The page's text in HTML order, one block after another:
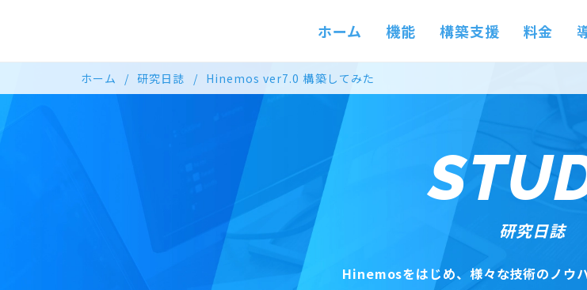
ホーム 機能 構築支援 料金
ホーム 研究日誌 Hinemos ver7.0 構築してみた
研究日誌
Hinemosをはじめ、 様々な技術のノウ